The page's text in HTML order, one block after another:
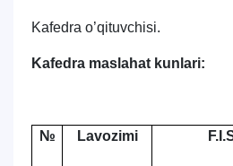
Kafedra o’qituvchisi.
Kafedra maslahat kunlari:
№ Lavozimi